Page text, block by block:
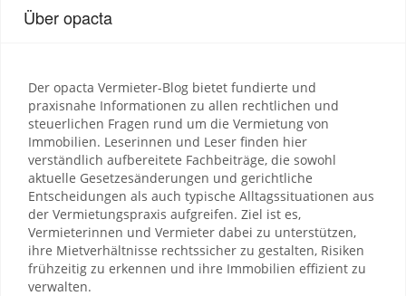
Über opacta
Der opacta Vermieter-Blog bietet fundierte und
praxisnahe Informationen zu allen rechtlichen und
steuerlichen Fragen rund um die Vermietung von
Immobilien. Leserinnen und Leser finden hier
verständlich aufbereitete Fachbeiträge, die sowohl
aktuelle Gesetzesänderungen und gerichtliche
Entscheidungen als auch typische Alltagssituationen aus
der Vermietungspraxis aufgreifen. Ziel ist es,
Vermieterinnen und Vermieter dabei zu unterstützen,
ihre Mietverhältnisse rechtssicher zu gestalten, Risiken
frühzeitig zu erkennen und ihre Immobilien effizient zu
verwalten.